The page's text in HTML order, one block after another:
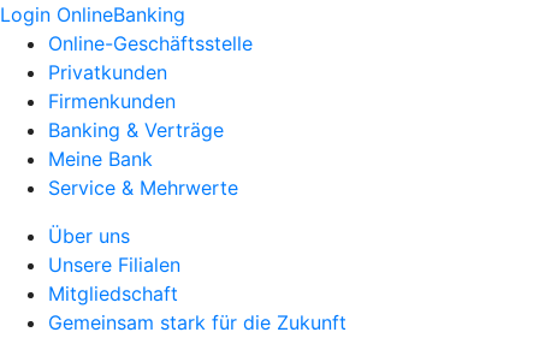
Login OnlineBanking
Online-Geschäftsstelle
Privatkunden
Firmenkunden
Banking & Verträge
Meine Bank
Service & Mehrwerte
Über uns
Unsere Filialen
Mitgliedschaft
Gemeinsam stark für die Zukunft